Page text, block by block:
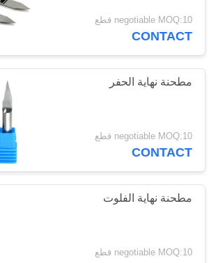
لقم الثقب كربيد
التنغستن
مطحنة نهاية HSS
10
negotiable MOQ:10 قطع
CONTACT
مطحنة نهاية الحفر
negotiable MOQ:10 قطع
CONTACT
مطحنة نهاية الفلوت
negotiable MOQ:10 قطع